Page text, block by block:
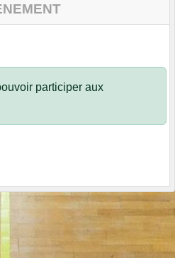
participer aux